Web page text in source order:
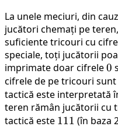
V
La unele meciuri, din
jucători chemați pe
suficiente tricouri cu
speciale, toți jucătorii
imprimate doar cifrele0
0
cifrele de pe tricouri
tactică este interpretată
teren rămân jucătorii cu
tactică este 111
111 (în baza